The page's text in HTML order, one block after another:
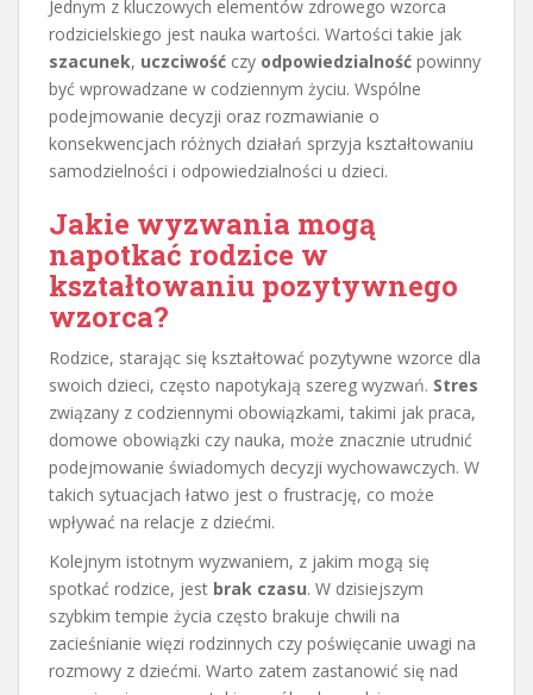
Jednym z kluczowych elementów zdrowego wzorca
rodzicielskiego jest nauka wartości. Wartości takie jak
szacunek, uczciwość czy odpowiedzialność powinny
być wprowadzane w codziennym życiu. Wspólne
podejmowanie decyzji oraz rozmawianie o
konsekwencjach różnych działań sprzyja kształtowaniu
samodzielności i odpowiedzialności u dzieci.
Jakie wyzwania mogą
napotkać rodzice w
kształtowaniu pozytywnego
wzorca?
Rodzice, starając się kształtować pozytywne wzorce dla
swoich dzieci, często napotykają szereg wyzwań. Stres
związany z codziennymi obowiązkami, takimi jak praca,
domowe obowiązki czy nauka, może znacznie utrudnić
podejmowanie świadomych decyzji wychowawczych. W
takich sytuacjach łatwo jest o frustrację, co może
wpływać na relacje z dziećmi.
Kolejnym istotnym wyzwaniem, z jakim mogą się
spotkać rodzice, jest brak czasu. W dzisiejszym
szybkim tempie życia często brakuje chwili na
zacieśnianie więzi rodzinnych czy poświęcanie uwagi na
rozmowy z dziećmi. Warto zatem zastanowić się nad